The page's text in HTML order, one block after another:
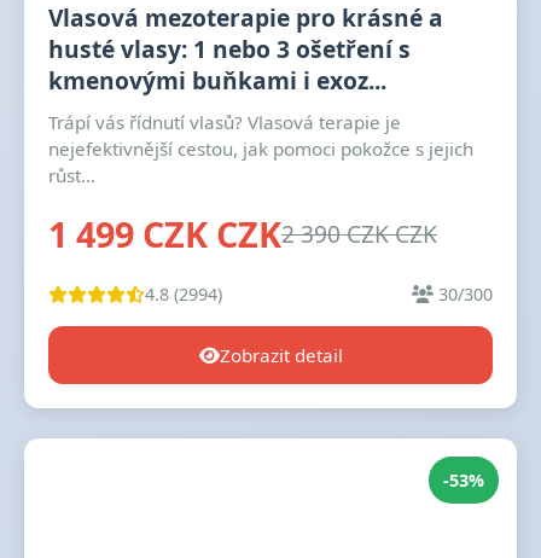
Vlasová mezoterapie pro krásné a
husté vlasy: 1 nebo 3 ošetření s
kmenovými buňkami i exoz...
Trápí vás řídnutí vlasů? Vlasová terapie je
nejefektivnější cestou, jak pomoci pokožce s jejich
růst...
1 499 CZK CZK2 390 CZK CZK
4.8 (2994) 30/300
Zobrazit detail
-53%